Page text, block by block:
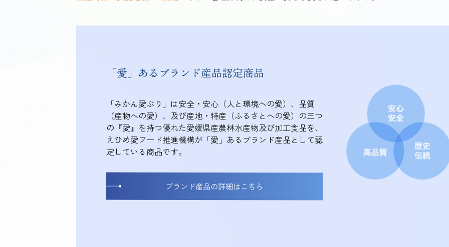
「愛」あるブランド産品認定商品
「みかん愛ぶり」は安全・安心（人と環境への愛）、品質
（産物への愛）、及び産地・特産（ふるさとへの愛）の三つ
の『愛』を持つ優れた愛媛県産農林水産物及び加工食品を、
えひめ愛フード推進機構が「愛」あるブランド産品として認
定している商品です。
ブランド産品の詳細はこちら